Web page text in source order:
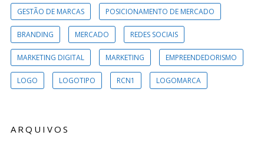
GESTÃO DE MARCAS POSICIONAMENTO DE MERCADO
BRANDING MERCADO REDES SOCIAIS
MARKETING DIGITAL MARKETING EMPREENDEDORISMO
LOGO LOGOTIPO RCN1 LOGOMARCA
ARQUIVOS